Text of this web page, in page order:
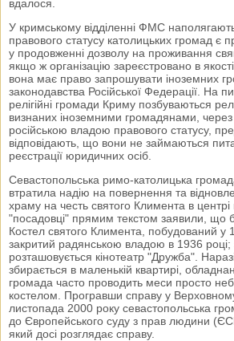
вдалося.
У кримському відділенні ФМС
правового статусу католицьких громад є
у продовженні дозволу на проживання
якщо ж організацію зареєстровано в
вона має право запрошувати іноземних
законодавства Російської Федерації. На
релігійні громади Криму позбуваються
визнаних іноземними громадянами, через
російською владою правового статусу,
відповідають, що вони не займаються
реєстрації юридичних осіб.
Севастопольська римо-католицька
втратила надію на повернення та
храму на честь святого Климента в центрі
"посадовці" прямим текстом заявили, що
Костел святого Климента, побудований у
закритий радянською владою в 1936 році;
розташовується кінотеатр "Дружба".
збирається в маленькій квартирі,
громада часто проводить меси просто
костелом. Програвши справу у
листопада 2000 року севастопольська
до Європейського суду з прав людини
який досі розглядає справу.